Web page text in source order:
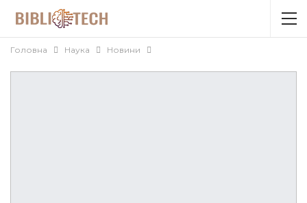
Головна Наука Новини